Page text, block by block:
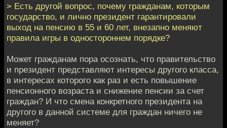
> Есть другой вопрос, почему гражданам, которым
государство, и лично президент гарантировали
выход на пенсию в 55 и 60 лет, внезапно меняют
правила игры в одностороннем порядке?
Может гражданам пора осознать, что правительство
и президент представляют интересы другого класса,
в интересах которого как раз и есть повышение
пенсионного возраста и снижение пенсии за счет
граждан? И что смена конкретного президента на
другого в данной системе для граждан ничего не
меняет?